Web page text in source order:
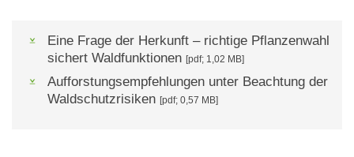
Eine Frage der Herkunft – richtige Pflanzenwahl
sichert Waldfunktionen [pdf; 1,02 MB]
Aufforstungsempfehlungen unter Beachtung der
Waldschutzrisiken [pdf; 0,57 MB]